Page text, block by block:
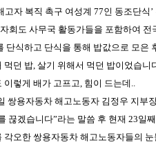
고자 복직 촉구 여성계 77인 동조단식
회도 사무국 활동가들을 포함하여
단식하고 단식을 통해 밥값으로 모은
먹던 밥, 살기 위해서 먹던 밥이었습니
이렇게 배가 고프고, 힘이 드는데..
쌍용자동차 해고노동자 김정우 지부
끊겠습니다”라는 말씀 후 현재 23일
각오한 쌍용자동차 해고노동자들의